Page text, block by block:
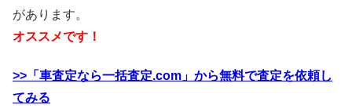
があります。
オススメです！
>>「車査定なら一括査定.com」から無料で査定を依頼し
てみる